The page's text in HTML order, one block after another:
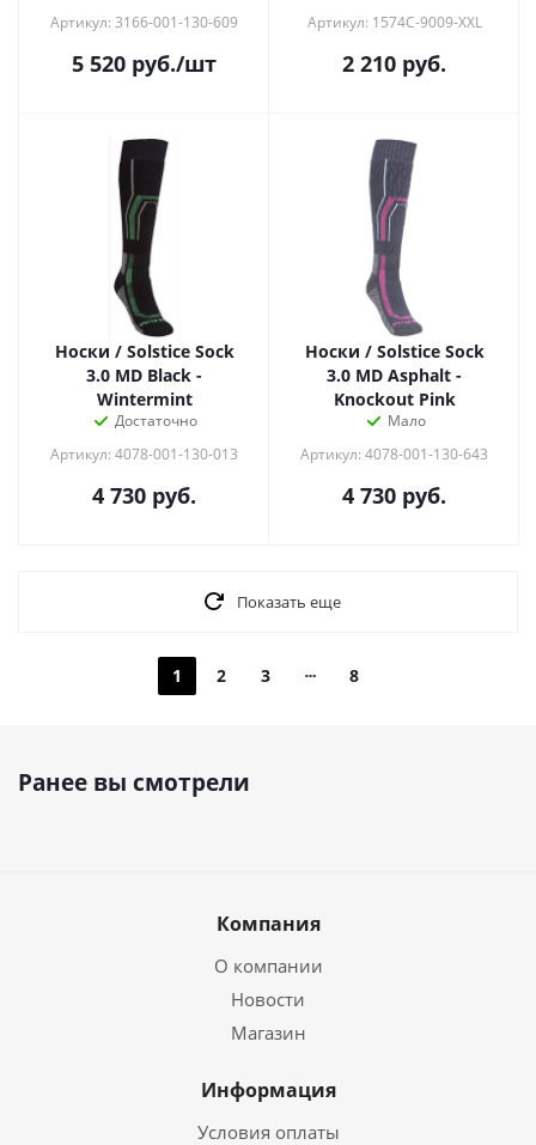
Артикул: 3166-001-130-609
5 520 руб./шт
Артикул: 1574C-9009-XXL
2 210 руб.
Носки / Solstice Sock
3.0 MD Black -
Wintermint
Достаточно
Артикул: 4078-001-130-013
4 730 руб.
Носки / Solstice Sock
3.0 MD Asphalt -
Knockout Pink
Мало
Артикул: 4078-001-130-643
4 730 руб.
Показать еще
1 2 3 8
Ранее вы смотрели
Компания
О компании
Новости
Магазин
Информация
Условия оплаты